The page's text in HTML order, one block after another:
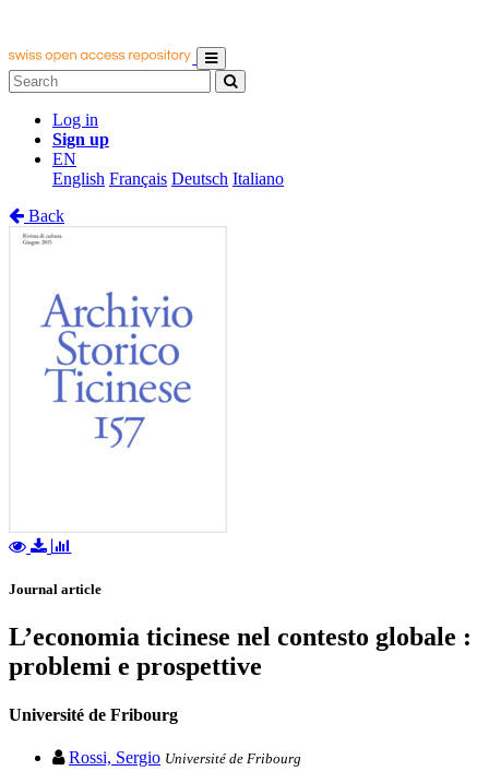
Log in
Sign up
EN
English Français Deutsch Italiano
Back
Journal article
L’economia ticinese nel contesto globale :
problemi e prospettive
Université de Fribourg
Rossi, Sergio Université de Fribourg